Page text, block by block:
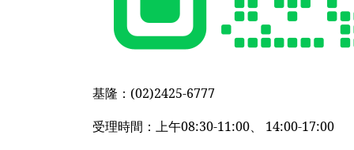
基隆：(02)2425-6777
受理時間：上午08:30-11:00、 14:00-17:00